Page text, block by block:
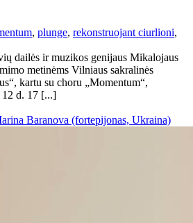
, plunge, rekonstruojant ciurlioni,
dailės ir muzikos genijaus Mikalojaus
metinėms Vilniaus sakralinės
kartu su choru „Momentum“,
d. 17 [...]
Baranova (fortepijonas, Ukraina)